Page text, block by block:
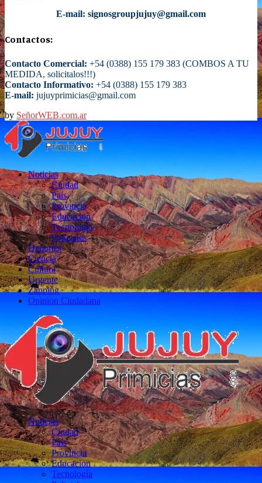
E-mail: signosgroupjujuy@gmail.com
Contactos:
Contacto Comercial: +54 (0388) 155 179 383 (COMBOS A TU
MEDIDA, solicitalos!!!)
Contacto Informativo: +54 (0388) 155 179 383
E-mail: jujuyprimicias@gmail.com
by SeñorWEB.com.ar
Noticias
Ciudad
País
Provincia
Educacion
Tecnología
Policiales
Deportes
Ciencia
Cultura
Urgente
Zapping
Opinion Ciudadana
Noticias
Ciudad
País
Provincia
Educacion
Tecnología